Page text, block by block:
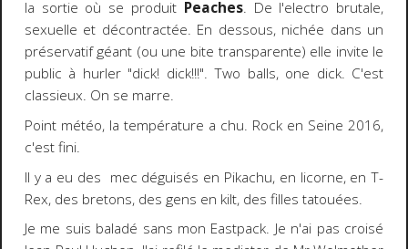
la sortie où se produit Peaches. De l'electro brutale,
sexuelle et décontractée. En dessous, nichée dans un
préservatif géant (ou une bite transparente) elle invite le
public à hurler "dick! dick!!!". Two balls, one dick. C'est
classieux. On se marre.
Point météo, la température a chu. Rock en Seine 2016,
c'est fini.
Il y a eu des mec déguisés en Pikachu, en licorne, en T-
Rex, des bretons, des gens en kilt, des filles tatouées.
Je me suis baladé sans mon Eastpack. Je n'ai pas croisé